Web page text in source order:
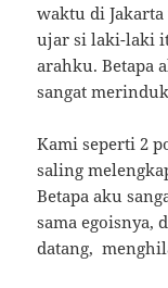
waktu di Jakarta
ujar si laki-laki
arahku. Betapa
sangat
Kami seperti 2
saling
Betapa aku
sama egoisnya,
datang,